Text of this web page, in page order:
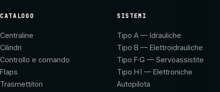
CATALOGO
Centraline
Cilindri
Controllo e comando
Flaps
Trasmettitori
SISTEMI
Tipo A — Idrauliche
Tipo B — Elettroidrauliche
Tipo F·G — Servoassistite
Tipo H·I — Elettroniche
Autopilota